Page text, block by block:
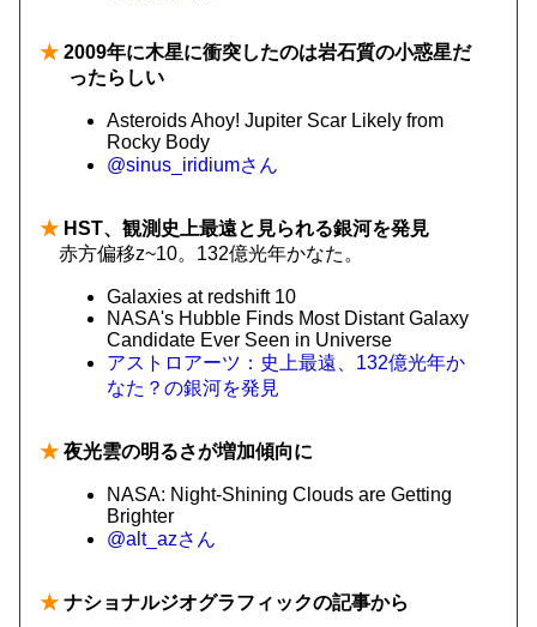
★ 2009年に木星に衝突したのは岩石質の小惑星だ
ったらしい
Asteroids Ahoy! Jupiter Scar Likely from
Rocky Body
@sinus_iridiumさん
★ HST、観測史上最遠と見られる銀河を発見
赤方偏移z~10。132億光年かなた。
Galaxies at redshift 10
NASA's Hubble Finds Most Distant Galaxy
Candidate Ever Seen in Universe
アストロアーツ：史上最遠、132億光年か
なた？の銀河を発見
★ 夜光雲の明るさが増加傾向に
NASA: Night-Shining Clouds are Getting
Brighter
@alt_azさん
★ ナショナルジオグラフィックの記事から